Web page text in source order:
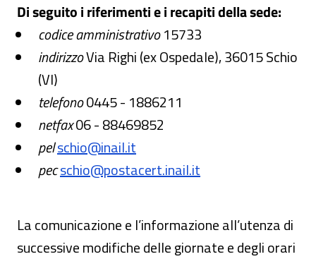
Di seguito i riferimenti e i recapiti della sede:
codice amministrativo15733
indirizzoVia Righi (ex Ospedale), 36015 Schio
(VI)
telefono0445 - 1886211
netfax06 - 88469852
pelschio@inail.it
pecschio@postacert.inail.it
La comunicazione e l’informazione all’utenza di
successive modifiche delle giornate e degli orari